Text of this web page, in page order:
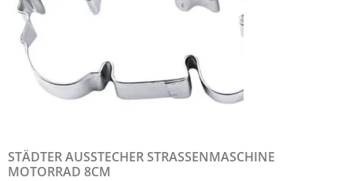
STÄDTER AUSSTECHER STRASSENMASCHINE
MOTORRAD 8CM